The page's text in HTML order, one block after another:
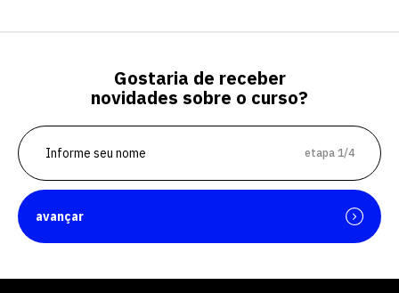
Gostaria de receber
novidades sobre o curso?
etapa 1/4
avançar